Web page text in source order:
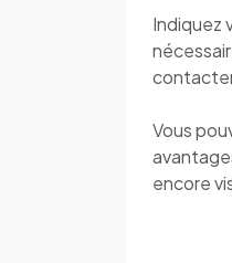
Indiquez
Vous
encore